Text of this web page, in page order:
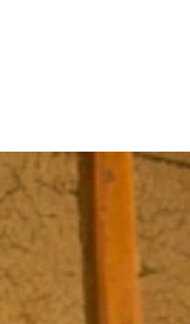
た「襖からくり」の一種